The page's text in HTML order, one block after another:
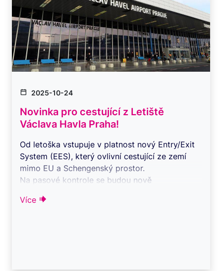
2025-10-24
Novinka pro cestující z Letiště
Václava Havla Praha!
Od letoška vstupuje v platnost nový Entry/Exit
System (EES), který ovlivní cestující ze zemí
mimo EU a Schengenský prostor.
Na pasové kontrole se budou nově
Více